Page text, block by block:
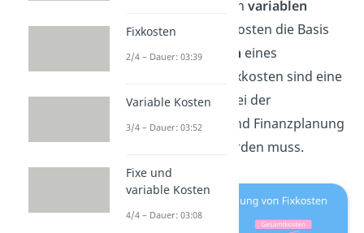
Zusammen mit den variablen
Kostenbilden Fixkosten die Basis
der Gesamtkosten eines
Unternehmens. Fixkosten sind eine
feste Größe, die bei der
Preisgestaltung und Finanzplanung
berücksichtigt werden muss.
Fixkosten
2/4 – Dauer: 03:39
Variable Kosten
3/4 – Dauer: 03:52
Fixe und
variable Kosten
4/4 – Dauer: 03:08